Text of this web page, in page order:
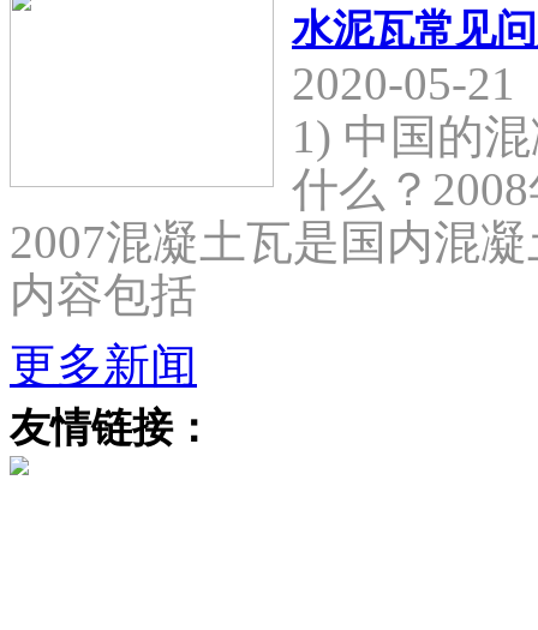
水泥瓦常见
2020-05-21
1) 中国的
什么？
2007混凝土瓦是国内混
内容包括
更多新闻
友情链接：